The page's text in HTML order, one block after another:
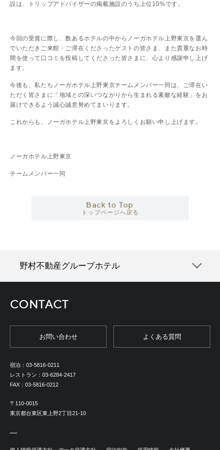
設は、トリップアドバイザーの掲載施設のうち上位 10%です。
今回の受賞に際し、数あるホテルの中からノーガホテル上野東京を選ん
でいただきご来館・ご滞在くださったゲストの皆さま、また貴重なお時
間を使って口コミを投稿してくださった皆さまに、心より感謝申し上げ
ます。
今後も、私たちノーガホテル上野東京チームメンバー一同は、ご滞在い
ただく皆さまに「地域との深いつながりから生まれる素敵な経験」をお
届けできるよう誠心誠意努めてまいります。
これからも、ノーガホテル上野東京をよろしくお願い申し上げます。
ノーガホテル上野東京
チームメンバー一同
Back to Top
トップページへ戻る
野村不動産グループホテル
CONTACT
お問い合わせ よくある質問
宿泊： 03-5816-0211
レストラン： 03-6284-2417
FAX： 03-5816-0212
〒110-0015
東京都台東区東上野2丁目21-10